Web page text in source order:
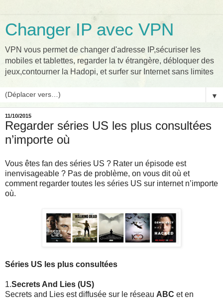
Changer IP avec VPN
VPN vous permet de changer d'adresse IP,sécuriser les
mobiles et tablettes, regarder la tv étrangère, débloquer des
jeux,contourner la Hadopi, et surfer sur Internet sans limites
▼
11/10/2015
Regarder séries US les plus consultées
n’importe où
Vous êtes fan des séries US ? Rater un épisode est
inenvisageable ? Pas de problème, on vous dit où et
comment regarder toutes les séries US sur internet n’importe
où.
Séries US les plus consultées
1.Secrets And Lies (US)
Secrets and Lies est diffusée sur le réseau ABC et en